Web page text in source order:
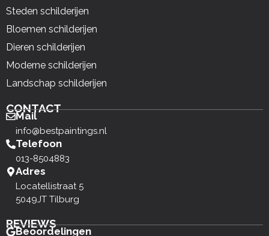
Steden schilderijen
Bloemen schilderijen
Dieren schilderijen
Moderne schilderijen
Landschap schilderijen
CONTACT
Mail
info@bestpaintings.nl
Telefoon
013-8504883
Adres
Locatellistraat 5
5049JT Tilburg
REVIEWS
Beoordelingen